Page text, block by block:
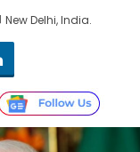
New Delhi, India.